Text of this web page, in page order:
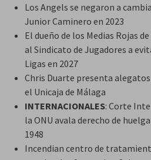
Los Angels se negaron a
Junior Caminero en 2023
El dueño de los Medias Rojas
al Sindicato de Jugadores a
Ligas en 2027
Chris Duarte presenta
el Unicaja de Málaga
INTERNACIONALES: Corte
la ONU avala derecho de
1948
Incendian centro de